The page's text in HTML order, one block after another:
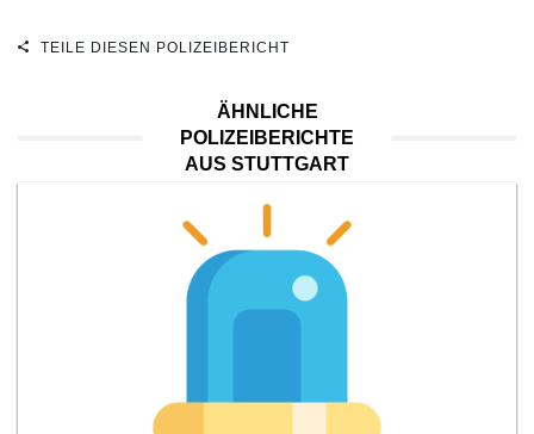
TEILE DIESEN POLIZEIBERICHT
ÄHNLICHE
POLIZEIBERICHTE
AUS STUTTGART